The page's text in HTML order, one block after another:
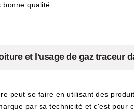
qualité.
et l'usage de gaz traceur
peut se faire en utilisant des
par sa technicité et c'est